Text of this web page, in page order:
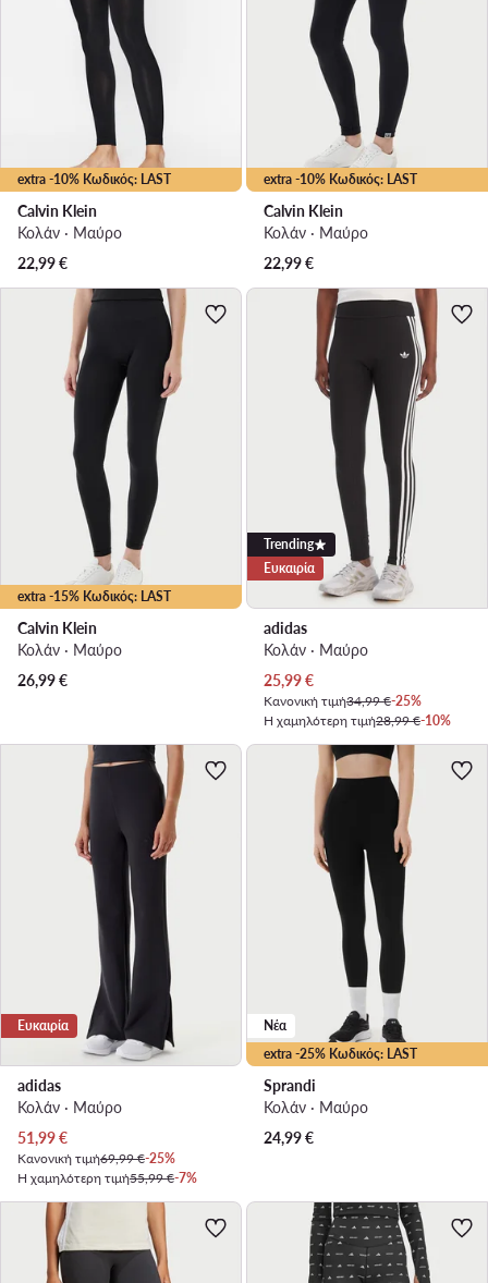
extra -10% Κωδικός: LAST
Calvin Klein
Κολάν · Μαύρο
22,99€
extra -10% Κωδικός: LAST
Calvin Klein
Κολάν · Μαύρο
22,99€
extra -15% Κωδικός: LAST
Calvin Klein
Κολάν · Μαύρο
26,99€
Trending
Ευκαιρία
adidas
Κολάν · Μαύρο
Τρέχουσα τιμή
25,99€
Κανονική τιμή34,99 €-25%
Η χαμηλότερη τιμή28,99 €-10%
Ευκαιρία
adidas
Κολάν · Μαύρο
Τρέχουσα τιμή
51,99€
Κανονική τιμή69,99 €-25%
Η χαμηλότερη τιμή55,99 €-7%
extra -25% Κωδικός: LAST
Νέα
Sprandi
Κολάν · Μαύρο
24,99€